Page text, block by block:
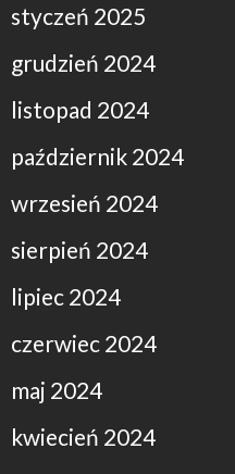
styczeń 2025
grudzień 2024
listopad 2024
październik 2024
wrzesień 2024
sierpień 2024
lipiec 2024
czerwiec 2024
maj 2024
kwiecień 2024